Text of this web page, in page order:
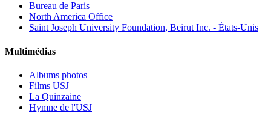
Bureau de Paris
North America Office
Saint Joseph University Foundation, Beirut Inc. - États-Unis
Multimédias
Albums photos
Films USJ
La Quinzaine
Hymne de l'USJ